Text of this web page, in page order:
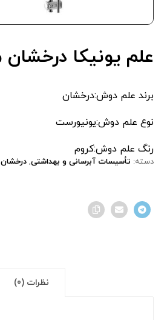
علم یونیکا درخشان
برند علم دوش:درخشان
نوع علم دوش:یونیورست
رنگ علم دوش:کروم
دسته: تأسیسات آبرسانی و بهداشتی,درخشان
نظرات (0)